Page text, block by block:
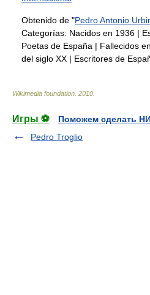
Obtenido de "Pedro Antonio
Categorías: Nacidos en 1936 |
Poetas de España | Fallecidos
del siglo XX | Escritores de
Wikimedia foundation 2010
Игры ⚽
Поможем сделать
Pedro Troglio